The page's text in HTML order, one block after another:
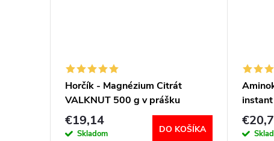
Horčík - Magnézium Citrát
VALKNUT 500 g v prášku
€19,14
Skladom DO KOŠÍKA